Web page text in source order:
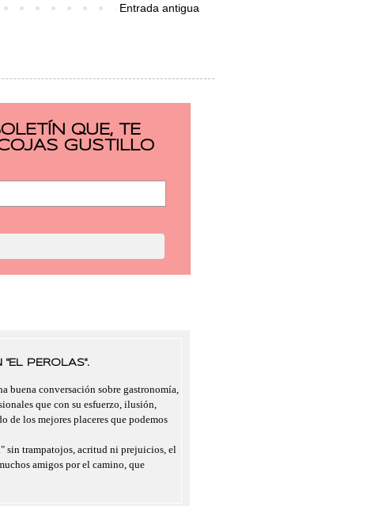
Entrada antigua
QUE, TE
GUSTILLO
PEROLAS".
buena conversación sobre gastronomía,
que con su esfuerzo, ilusión,
de los mejores placeres que podemos
sin trampatojos, acritud ni prejuicios, el
amigos por el camino, que